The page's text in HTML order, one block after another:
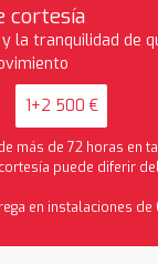
cortesía
la tranquilidad de
1+2 500 €
más de 72 horas en
puede diferir
en instalaciones de